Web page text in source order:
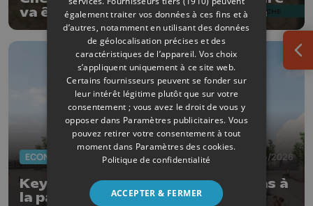
va être entièrement réaménagée
ECONOMIE 19/05/2026
Keyes (ex-NRB) ne s'installera pas à
la patinoire de Liège
également traiter vos données à ces fins et à
d’autres, notamment en utilisant des données
de géolocalisation précises et des
caractéristiques de l’appareil. Vos choix
s’appliquent uniquement à ce site web.
Certains fournisseurs peuvent se fonder sur
leur intérêt légitime plutôt que sur votre
consentement ; vous avez le droit de vous y
opposer dans Paramètres publicitaires. Vous
pouvez retirer votre consentement à tout
moment dans Paramètres des cookies.
Politique de confidentialité
ACCEPTER & FERMER